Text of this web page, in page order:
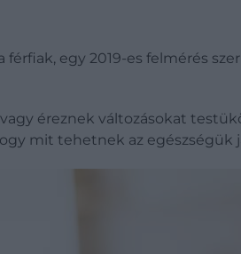
egy 2019-es felmérés
éreznek változásokat
mit tehetnek az egészségük